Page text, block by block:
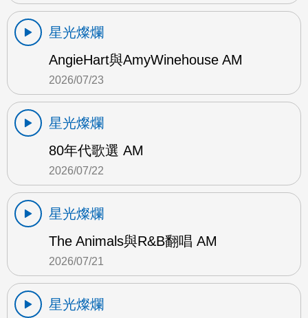
星光燦爛
AngieHart與AmyWinehouse AM
2026/07/23
星光燦爛
80年代歌選 AM
2026/07/22
星光燦爛
The Animals與R&B翻唱 AM
2026/07/21
星光燦爛